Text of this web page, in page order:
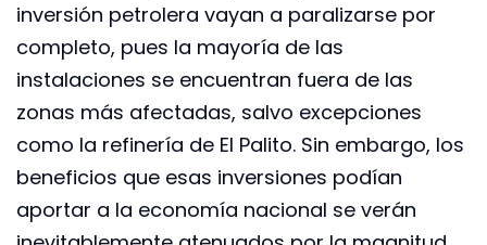
inversión petrolera vayan a paralizarse por
completo, pues la mayoría de las
instalaciones se encuentran fuera de las
zonas más afectadas, salvo excepciones
como la refinería de El Palito. Sin embargo, los
beneficios que esas inversiones podían
aportar a la economía nacional se verán